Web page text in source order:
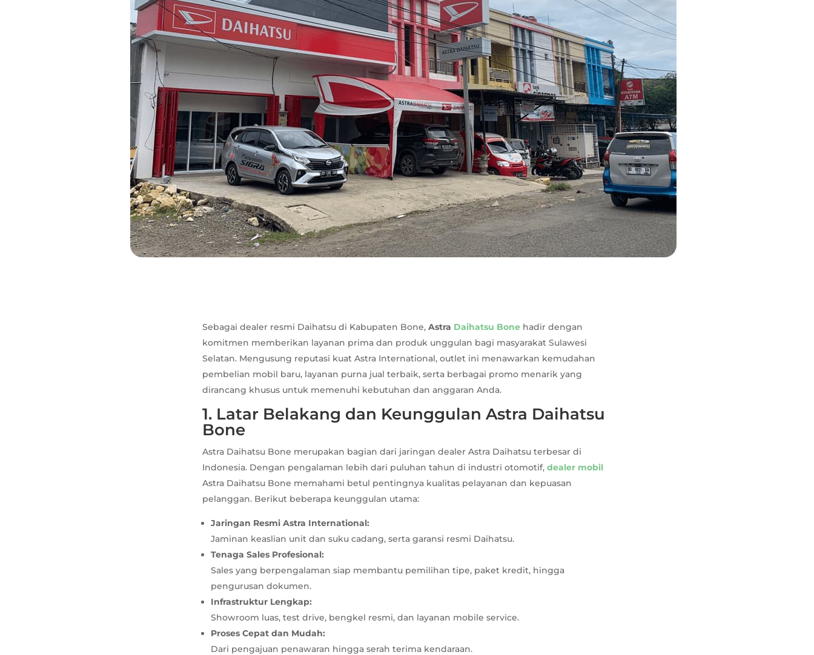
Sebagai dealer resmi Daihatsu di Kabupaten Bone,Astra Daihatsu Bone hadir dengan
komitmen memberikan layanan prima dan produk unggulan bagi masyarakat Sulawesi
Selatan. Mengusung reputasi kuat Astra International, outlet ini menawarkan kemudahan
pembelian mobil baru, layanan purna jual terbaik, serta berbagai promo menarik yang
dirancang khusus untuk memenuhi kebutuhan dan anggaran Anda.
1. Latar Belakang dan Keunggulan Astra Daihatsu
Bone
Astra Daihatsu Bone merupakan bagian dari jaringan dealer Astra Daihatsu terbesar di
Indonesia. Dengan pengalaman lebih dari puluhan tahun di industri otomotif,dealer mobil
Astra Daihatsu Bone memahami betul pentingnya kualitas pelayanan dan kepuasan
pelanggan. Berikut beberapa keunggulan utama:
Jaringan Resmi Astra International:
Jaminan keaslian unit dan suku cadang, serta garansi resmi Daihatsu.
Tenaga Sales Profesional:
Sales yang berpengalaman siap membantu pemilihan tipe, paket kredit, hingga
pengurusan dokumen.
Infrastruktur Lengkap:
Showroom luas, test drive, bengkel resmi, dan layanan mobile service.
Proses Cepat dan Mudah:
Dari pengajuan penawaran hingga serah terima kendaraan.